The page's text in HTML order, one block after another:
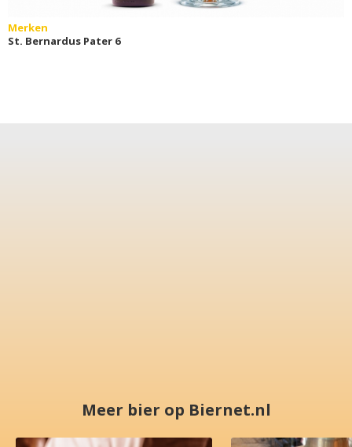
Merken
St. Bernardus Pater 6
Meer bier op Biernet.nl